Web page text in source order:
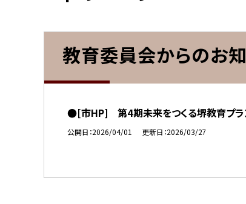
教育委員会からのお
●[市HP] 第4期未来をつくる堺教育プラ
公開日 2026/04/01 更新日 2026/03/27